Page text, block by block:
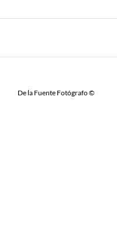
De la Fuente Fotógrafo ©